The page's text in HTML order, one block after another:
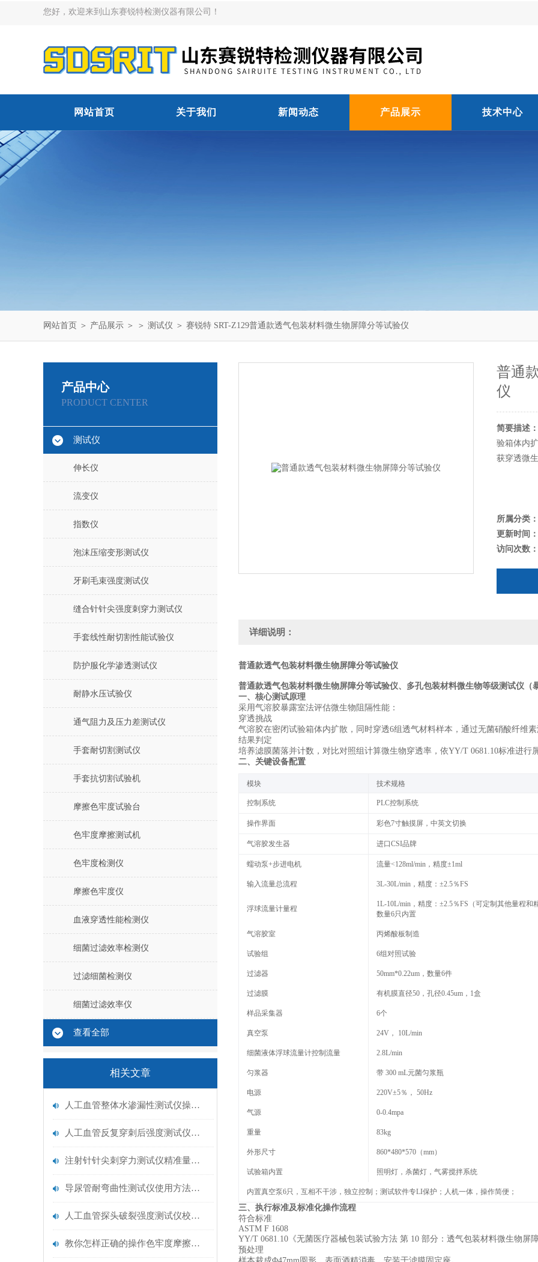
您好，欢迎来到山东赛锐特检测仪器有限公司！
网站首页 关于我们 新闻动态 产品展示 技术中心
网站首页 ＞ 产品展示 ＞ ＞ 测试仪 ＞ 赛锐特 SRT-Z129普通款透气包装材料微生物屏障分等试验仪
产品中心
PRODUCT CENTER
测试仪
伸长仪
流变仪
指数仪
泡沫压缩变形测试仪
牙刷毛束强度测试仪
缝合针针尖强度刺穿力测试仪
手套线性耐切割性能试验仪
防护服化学渗透测试仪
耐静水压试验仪
通气阻力及压力差测试仪
手套耐切割测试仪
手套抗切割试验机
摩擦色牢度试验台
色牢度摩擦测试机
色牢度检测仪
摩擦色牢度仪
血液穿透性能检测仪
细菌过滤效率检测仪
过滤细菌检测仪
细菌过滤效率仪
查看全部
相关文章
人工血管整体水渗漏性测试仪操作中最容易出错的步骤
人工血管反复穿刺后强度测试仪是什么？透析患者的“生命管“质量靠它把关！
注射针针尖刺穿力测试仪精准量化针尖锋利度，构筑临床安全防线
导尿管耐弯曲性测试仪使用方法与操作规范
人工血管探头破裂强度测试仪校准规范：精准赋能医疗安全的技术基准
教你怎样正确的操作色牢度摩擦测试机
普通
仪
简要描述：
验箱体内
获穿透微生
所属分类：
更新时间：
访问次数：
详细说明：
普通款透气包装材料微生物屏障分等试验仪
普通款透气包装材料微生物屏障分等试验仪、多孔包装材料微生物等级测试仪（
一、核心测试原理
采用‌气溶胶暴露室法‌评估微生物阻隔性能：
‌穿透挑战‌
气溶胶在密闭试验箱体内扩散，同时穿透6组透气材料样本，通过无菌硝酸纤维素
‌结果判定‌
培养滤膜菌落并计数，对比对照组计算微生物穿透率，依YY/T 0681.10标准进行
二、关键设备配置
‌模块‌ ‌技术规格‌
控制系统‌ PLC控制系统
操作界面‌‌ 彩色7寸触摸屏，中英文切换
气溶胶发生器‌ 进口CSI品牌
蠕动泵+步进电机‌‌ 流量<128ml/min，精度±1ml
输入流量总流程 3L-30L/min，精度：±2.5％FS
浮球流量计量程
1L-10L/min，精度：±2.5％FS（可定制其他量程和
数量6只内置
气溶胶室 丙烯酸板制造
试验组 6组对照试验
过滤器 50mm*0.22um，数量6件
过滤膜 有机膜直径50，孔径0.45um，1盒
样品采集器 6个
真空泵 24V， 10L/min
细菌液体浮球流量计控制流量 2.8L/min
匀浆器 带 300 mL元菌匀浆瓶
电源 220V±5％， 50Hz
气源 0-0.4mpa
重量 83kg
外形尺寸 860*480*570（mm）
试验箱内置 照明灯，杀菌灯，气雾搅拌系统
内置真空泵6只，互相不干涉，独立控制；测试软件专LI保护；人机一体，操作简便；
三、执行标准及标准化操作流程
符合标准
ASTM F 1608
YY/T 0681.10《无菌医疗器械包装试验方法 第 10 部分：透气包装材料微生物屏
‌预处理‌